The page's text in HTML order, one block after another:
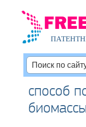
способ